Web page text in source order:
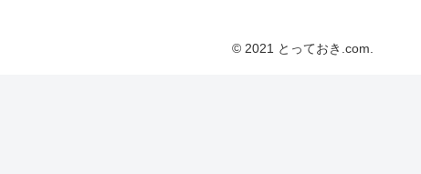
© 2021 とっておき.com.